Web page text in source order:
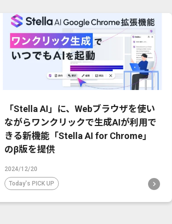
「Stella AI」に、Webブラウザを使い
ながらワンクリックで生成AIが利用で
きる新機能「Stella AI for Chrome」
のβ版を提供
2024/12/20
Today's PICK UP